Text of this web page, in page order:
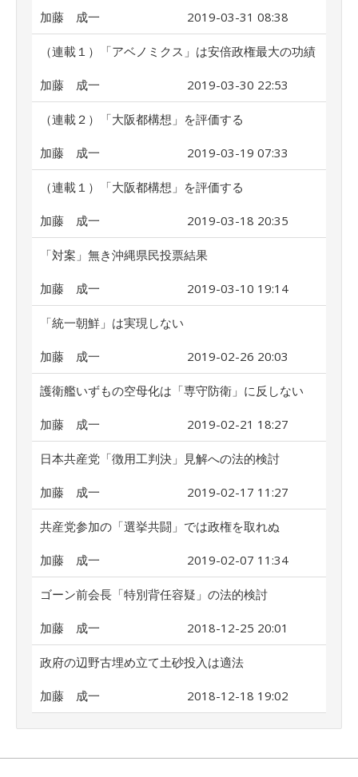
加藤 成一 2019-03-31 08:38
（連載１）「アベノミクス」は安倍政権最大の功績
加藤 成一 2019-03-30 22:53
（連載２）「大阪都構想」を評価する
加藤 成一 2019-03-19 07:33
（連載１）「大阪都構想」を評価する
加藤 成一 2019-03-18 20:35
「対案」無き沖縄県民投票結果
加藤 成一 2019-03-10 19:14
「統一朝鮮」は実現しない
加藤 成一 2019-02-26 20:03
護衛艦いずもの空母化は「専守防衛」に反しない
加藤 成一 2019-02-21 18:27
日本共産党「徴用工判決」見解への法的検討
加藤 成一 2019-02-17 11:27
共産党参加の「選挙共闘」では政権を取れぬ
加藤 成一 2019-02-07 11:34
ゴーン前会長「特別背任容疑」の法的検討
加藤 成一 2018-12-25 20:01
政府の辺野古埋め立て土砂投入は適法
加藤 成一 2018-12-18 19:02